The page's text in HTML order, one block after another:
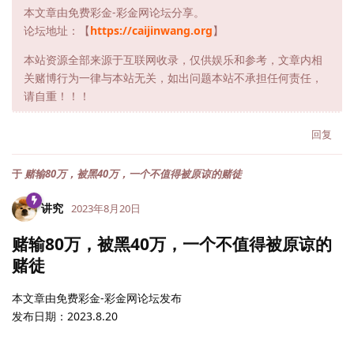
本文章由免费彩金-彩金网论坛分享。
论坛地址：【https://caijinwang.org】
本站资源全部来源于互联网收录，仅供娱乐和参考，文章内相
关赌博行为一律与本站无关，如出问题本站不承担任何责任，
请自重！！！
回复
于 赌输80万，被黑40万，一个不值得被原谅的赌徒
讲究 2023年8月20日
赌输80万，被黑40万，一个不值得被原谅的
赌徒
本文章由免费彩金-彩金网论坛发布
发布日期：2023.8.20